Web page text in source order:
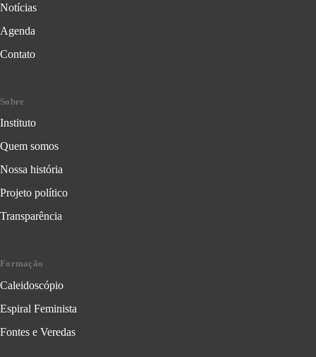
Notícias
Agenda
Contato
Sobre
Instituto
Quem somos
Nossa história
Projeto político
Transparência
Formação
Caleidoscópio
Espiral Feminista
Fontes e Veredas